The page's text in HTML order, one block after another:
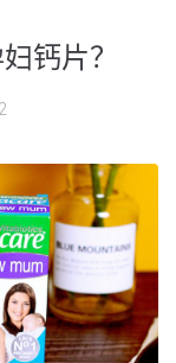
钙片？